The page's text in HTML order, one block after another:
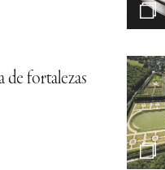
de fortalezas